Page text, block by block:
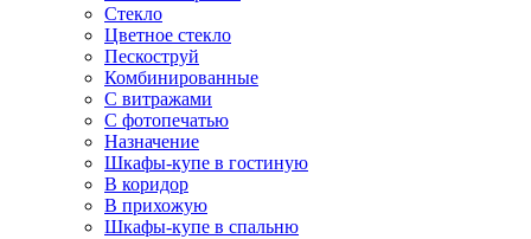
Стекло
Цветное стекло
Пескоструй
Комбинированные
С витражами
С фотопечатью
Назначение
Шкафы-купе в гостиную
В коридор
В прихожую
Шкафы-купе в спальню